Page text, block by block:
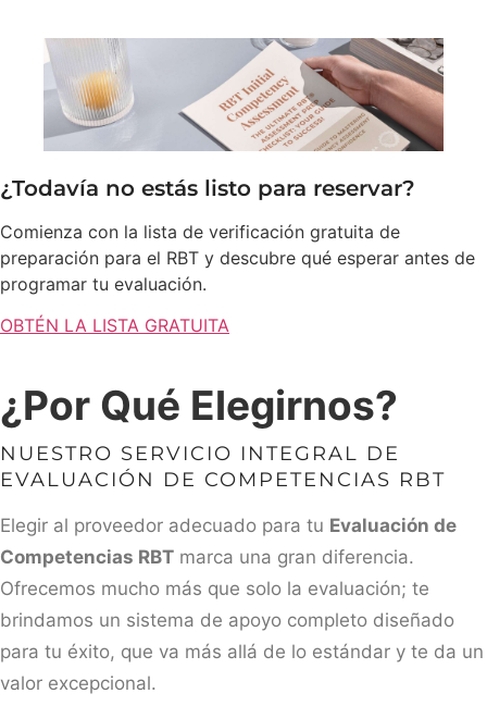
¿Todavía no estás listo para reservar?
Comienza con la lista de verificación gratuita de
preparación para el RBT y descubre qué esperar antes de
programar tu evaluación.
OBTÉN LA LISTA GRATUITA
¿Por Qué Elegirnos?
NUESTRO SERVICIO INTEGRAL DE
EVALUACIÓN DE COMPETENCIAS RBT
Elegir al proveedor adecuado para tu Evaluación de
Competencias RBT marca una gran diferencia.
Ofrecemos mucho más que solo la evaluación; te
brindamos un sistema de apoyo completo diseñado
para tu éxito, que va más allá de lo estándar y te da un
valor excepcional.